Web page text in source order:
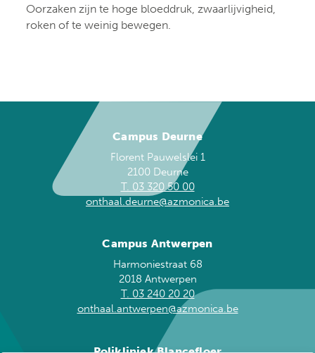
Oorzaken zijn te hoge bloeddruk, zwaarlijvigheid,
roken of te weinig bewegen.
Campus Deurne
Florent Pauwelslei 1
2100 Deurne
T. 03 320 50 00
onthaal.deurne@azmonica.be
Campus Antwerpen
Harmoniestraat 68
2018 Antwerpen
T. 03 240 20 20
onthaal.antwerpen@azmonica.be